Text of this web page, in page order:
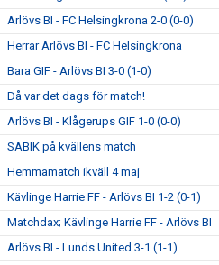
Arlövs BI - FC Helsingkrona 2-0 (0-0)
Herrar Arlövs BI - FC Helsingkrona
Bara GIF - Arlövs BI 3-0 (1-0)
Då var det dags för match!
Arlövs BI - Klågerups GIF 1-0 (0-0)
SABIK på kvällens match
Hemmamatch ikväll 4 maj
Kävlinge Harrie FF - Arlövs BI 1-2 (0-1)
Matchdax; Kävlinge Harrie FF - Arlövs BI
Arlövs BI - Lunds United 3-1 (1-1)